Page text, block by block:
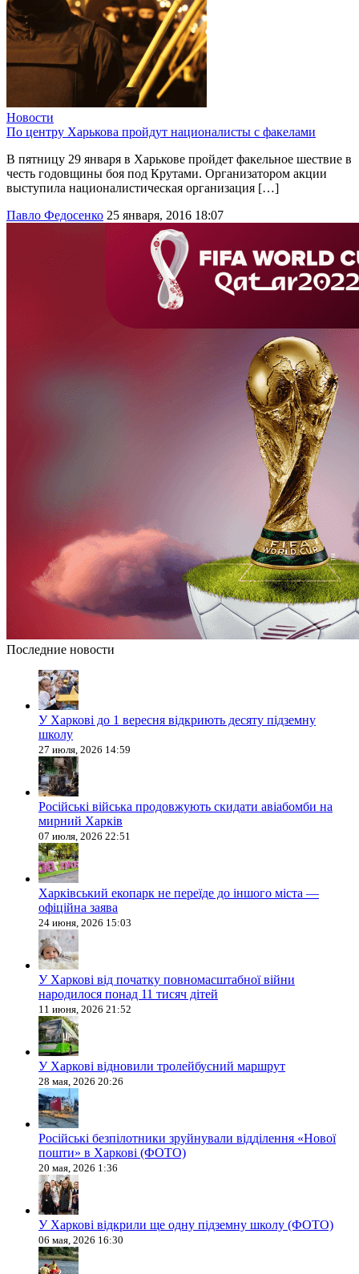
Новости
По центру Харькова пройдут националисты с факелами
В пятницу 29 января в Харькове пройдет факельное шествие в
честь годовщины боя под Крутами. Организатором акции
выступила националистическая организация […]
Павло Федосенко 25 января, 2016 18:07
Последние новости
У Харкові до 1 вересня відкриють десяту підземну
школу
27 июля, 2026 14:59
Російські війська продовжують скидати авіабомби на
мирний Харків
07 июля, 2026 22:51
Харківський екопарк не переїде до іншого міста —
офіційна заява
24 июня, 2026 15:03
У Харкові від початку повномасштабної війни
народилося понад 11 тисяч дітей
11 июня, 2026 21:52
У Харкові відновили тролейбусний маршрут
28 мая, 2026 20:26
Російські безпілотники зруйнували відділення «Нової
пошти» в Харкові (ФОТО)
20 мая, 2026 1:36
У Харкові відкрили ще одну підземну школу (ФОТО)
06 мая, 2026 16:30